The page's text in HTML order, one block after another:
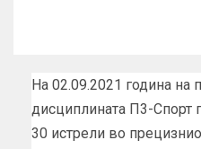
На 02.09.2021 година на
дисциплината П3-Спорт
30 истрели во